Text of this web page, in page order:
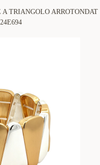
TRIANGOLO ARROTONDAT